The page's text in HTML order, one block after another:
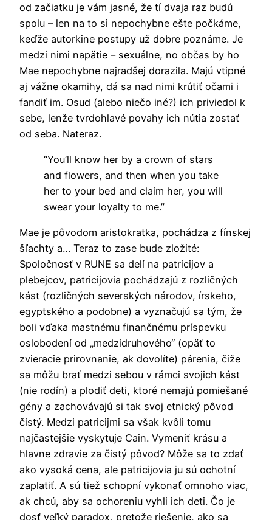
od začiatku je vám jasné, že tí dvaja raz budú
spolu – len na to si nepochybne ešte počkáme,
keďže autorkine postupy už dobre poznáme. Je
medzi nimi napätie – sexuálne, no občas by ho
Mae nepochybne najradšej dorazila. Majú vtipné
aj vážne okamihy, dá sa nad nimi krútiť očami i
fandiť im. Osud (alebo niečo iné?) ich priviedol k
sebe, lenže tvrdohlavé povahy ich nútia zostať
od seba. Nateraz.
“You’ll know her by a crown of stars
and flowers, and then when you take
her to your bed and claim her, you will
swear your loyalty to me.”
Mae je pôvodom aristokratka, pochádza z fínskej
šľachty a… Teraz to zase bude zložité:
Spoločnosť v RUNE sa delí na patricijov a
plebejcov, patricijovia pochádzajú z rozličných
kást (rozličných severských národov, írskeho,
egyptského a podobne) a vyznačujú sa tým, že
boli vďaka mastnému finančnému príspevku
oslobodení od „medzidruhového“ (opäť to
zvieracie prirovnanie, ak dovolíte) párenia, čiže
sa môžu brať medzi sebou v rámci svojich kást
(nie rodín) a plodiť deti, ktoré nemajú pomiešané
gény a zachovávajú si tak svoj etnický pôvod
čistý. Medzi patricijmi sa však kvôli tomu
najčastejšie vyskytuje Cain. Vymeniť krásu a
hlavne zdravie za čistý pôvod? Môže sa to zdať
ako vysoká cena, ale patricijovia ju sú ochotní
zaplatiť. A sú tiež schopní vykonať omnoho viac,
ak chcú, aby sa ochoreniu vyhli ich deti. Čo je
dosť veľký paradox, pretože riešenie, ako sa